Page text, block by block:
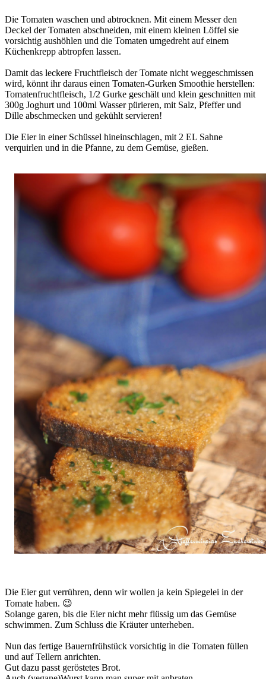
Die Tomaten waschen und abtrocknen. Mit einem Messer den
Deckel der Tomaten abschneiden, mit einem kleinen Löffel sie
vorsichtig aushöhlen und die Tomaten umgedreht auf einem
Küchenkrepp abtropfen lassen.
Damit das leckere Fruchtfleisch der Tomate nicht weggeschmissen
wird, könnt ihr daraus einen Tomaten-Gurken Smoothie herstellen:
Tomatenfruchtfleisch, 1/2 Gurke geschält und klein geschnitten mit
300g Joghurt und 100ml Wasser pürieren, mit Salz, Pfeffer und
Dille abschmecken und gekühlt servieren!
Die Eier in einer Schüssel hineinschlagen, mit 2 EL Sahne
verquirlen und in die Pfanne, zu dem Gemüse, gießen.
Die Eier gut verrühren, denn wir wollen ja kein Spiegelei in der
Tomate haben. 😉
Solange garen, bis die Eier nicht mehr flüssig um das Gemüse
schwimmen. Zum Schluss die Kräuter unterheben.
Nun das fertige Bauernfrühstück vorsichtig in die Tomaten füllen
und auf Tellern anrichten.
Gut dazu passt geröstetes Brot.